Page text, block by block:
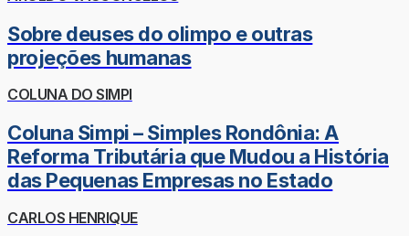
Sobre deuses do olimpo e outras
projeções humanas
COLUNA DO SIMPI
Coluna Simpi – Simples Rondônia: A
Reforma Tributária que Mudou a História
das Pequenas Empresas no Estado
CARLOS HENRIQUE